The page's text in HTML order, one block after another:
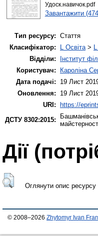
Удоск.навичок.pdf
Завантажити
Тип ресурсу: Стаття
Класифікатор:
L Освіта>
Відділи:
Інститут
Користувач:
Кароліна
Дата подачі:
19 Лист
Оновлення:
19 Лист
URI:
https://
ДСТУ 8302:2015:
Дії
Оглянути опис ресурсу
© 2008–2026 Zhytomyr Ivan